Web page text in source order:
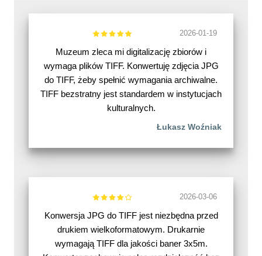
2026-01-19
Muzeum zleca mi digitalizację zbiorów i
wymaga plików TIFF. Konwertuję zdjęcia JPG
do TIFF, żeby spełnić wymagania archiwalne.
TIFF bezstratny jest standardem w instytucjach
kulturalnych.
Łukasz Woźniak
2026-03-06
Konwersja JPG do TIFF jest niezbędna przed
drukiem wielkoformatowym. Drukarnie
wymagają TIFF dla jakości baner 3x5m.